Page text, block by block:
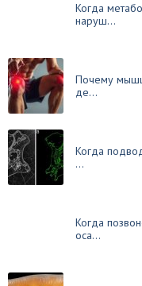
Когда
наруш...
Почему
де...
Когда
...
Когда
оса...